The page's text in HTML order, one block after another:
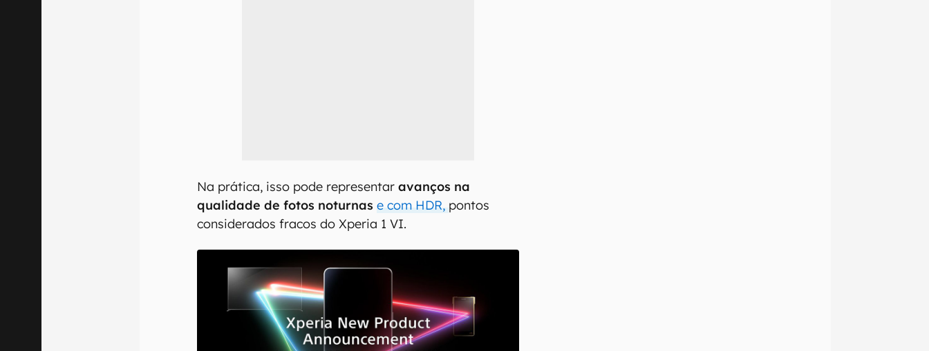
Na prática, isso pode representar avanços na
qualidade de fotos noturnas e com HDR, pontos
considerados fracos do Xperia 1 VI.